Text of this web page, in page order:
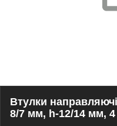
Втулки
8/7 мм, h-12/14 мм,